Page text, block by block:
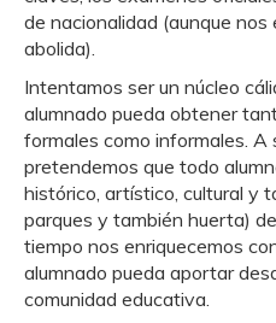
de nacionalidad (aunque
abolida).
Intentamos ser un núcleo
alumnado pueda obtener
formales como informales. A
pretendemos que todo
histórico, artístico, cultural y
parques y también huerta)
tiempo nos enriquecemos
alumnado pueda aportar
comunidad educativa.